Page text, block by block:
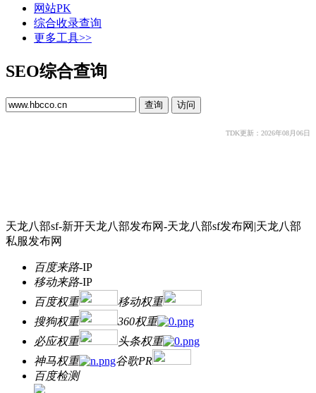
网站PK
综合收录查询
更多工具>>
SEO综合查询
TDK更新：2026年08月06日
天龙八部sf-新开天龙八部发布网-天龙八部sf发布网|天龙八部
私服发布网
百度来路-IP
移动来路-IP
百度权重
移动权重
搜狗权重
360权重
必应权重
头条权重
神马权重
谷歌PR
百度检测